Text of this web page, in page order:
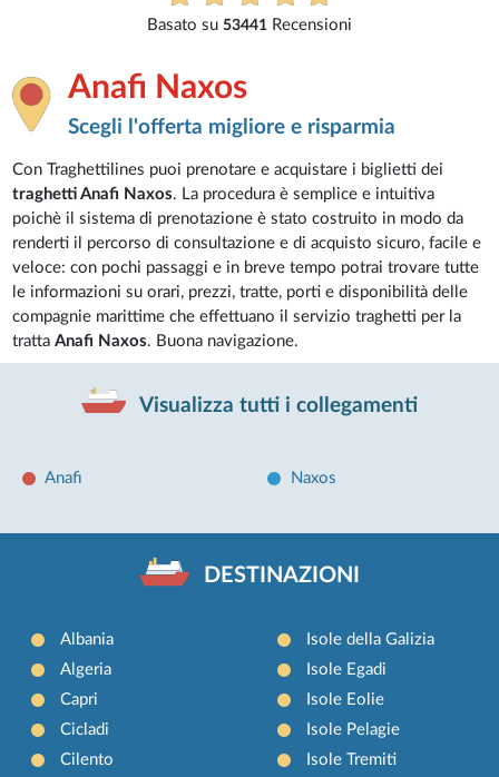
Basato su 53441 Recensioni
Anafi Naxos
Scegli l'offerta migliore e risparmia
Con Traghettilines puoi prenotare e acquistare i biglietti dei
traghetti Anafi Naxos. La procedura è semplice e intuitiva
poichè il sistema di prenotazione è stato costruito in modo da
renderti il percorso di consultazione e di acquisto sicuro, facile e
veloce: con pochi passaggi e in breve tempo potrai trovare tutte
le informazioni su orari, prezzi, tratte, porti e disponibilità delle
compagnie marittime che effettuano il servizio traghetti per la
trattaAnafi Naxos. Buona navigazione.
Visualizza tutti i collegamenti
Anafi Naxos
DESTINAZIONI
Albania
Algeria
Capri
Cicladi
Cilento
Isole della Galizia
Isole Egadi
Isole Eolie
Isole Pelagie
Isole Tremiti